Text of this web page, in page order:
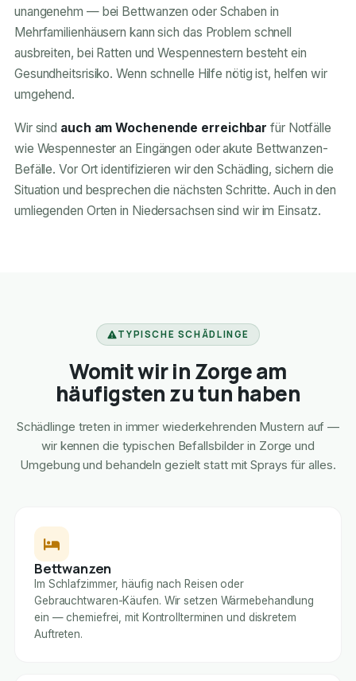
unangenehm — bei Bettwanzen oder Schaben in
Mehrfamilienhäusern kann sich das Problem schnell
ausbreiten, bei Ratten und Wespennestern besteht ein
Gesundheitsrisiko. Wenn schnelle Hilfe nötig ist, helfen wir
umgehend.
Wir sind auch am Wochenende erreichbar für Notfälle
wie Wespennester an Eingängen oder akute Bettwanzen-
Befälle. Vor Ort identifizieren wir den Schädling, sichern die
Situation und besprechen die nächsten Schritte. Auch in den
umliegenden Orten in Niedersachsen sind wir im Einsatz.
TYPISCHE SCHÄDLINGE
Womit wir in Zorge am
häufigsten zu tun haben
Schädlinge treten in immer wiederkehrenden Mustern auf —
wir kennen die typischen Befallsbilder in Zorge und
Umgebung und behandeln gezielt statt mit Sprays für alles.
Bettwanzen
Im Schlafzimmer, häufig nach Reisen oder
Gebrauchtwaren-Käufen. Wir setzen Wärmebehandlung
ein — chemiefrei, mit Kontrollterminen und diskretem
Auftreten.